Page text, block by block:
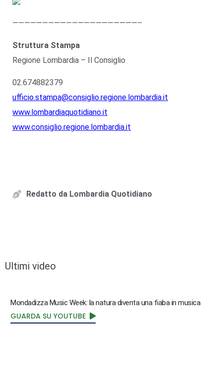
—————————————————————–
Struttura Stampa
Regione Lombardia – Il Consiglio
02.674882379
ufficio.stampa@consiglio.regione.lombardia.it
www.lombardiaquotidiano.it
www.consiglio.regione.lombardia.it
Redatto da Lombardia Quotidiano
Ultimi video
Mondadizza Music Week: la natura diventa una fiaba in musica
GUARDA SU YOUTUBE